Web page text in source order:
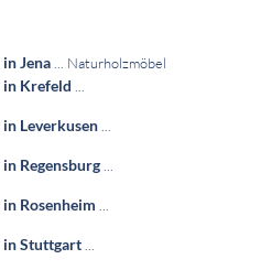
in Jena
... Naturholzmöbel
in Krefeld
in Leverkusen
in Regensburg
in Rosenheim
in Stuttgart